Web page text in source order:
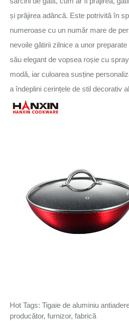
și prăjirea adâncă. Este potrivită în
numeroase cu un număr mare de
nevoile gătirii zilnice a unor
său elegant de vopsea roșie cu
modă, iar culoarea susține
a îndeplini cerințele de stil decorativ
Hot Tags: Tigaie de aluminiu
producător, furnizor, fabrică